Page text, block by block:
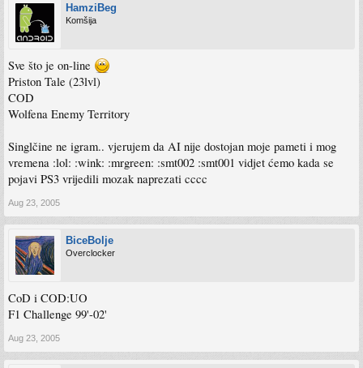
HamziBeg
Komšija
Sve što je on-line
Priston Tale (23lvl)
COD
Wolfena Enemy Territory
Singlčine ne igram.. vjerujem da AI nije dostojan moje pameti i mog
vremena :lol: :wink: :mrgreen: :smt002 :smt001 vidjet ćemo kada se
pojavi PS3 vrijedili mozak naprezati cccc
Aug 23, 2005
BiceBolje
Overclocker
CoD i COD:UO
F1 Challenge 99'-02'
Aug 23, 2005